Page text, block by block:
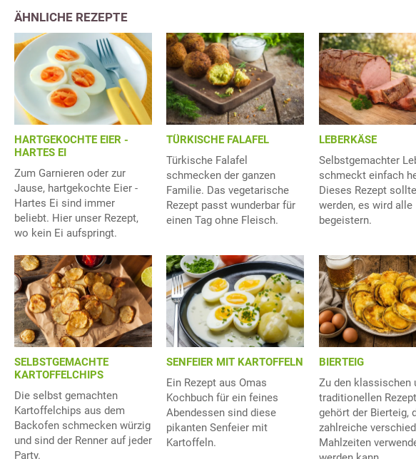
ÄHNLICHE REZEPTE
HARTGEKOCHTE EIER -
HARTES EI
Zum Garnieren oder zur
Jause, hartgekochte Eier -
Hartes Ei sind immer
beliebt. Hier unser Rezept,
wo kein Ei aufspringt.
TÜRKISCHE FALAFEL
Türkische Falafel
schmecken der ganzen
Familie. Das vegetarische
Rezept passt wunderbar für
einen Tag ohne Fleisch.
LEBERKÄSE
Selbstgemachter
schmeckt einfach
Dieses Rezept
werden, es wird alle
begeistern.
SELBSTGEMACHTE
KARTOFFELCHIPS
Die selbst gemachten
Kartoffelchips aus dem
Backofen schmecken würzig
und sind der Renner auf jeder
Party.
SENFEIER MIT KARTOFFELN
Ein Rezept aus Omas
Kochbuch für ein feines
Abendessen sind diese
pikanten Senfeier mit
Kartoffeln.
BIERTEIG
Zu den klassischen
traditionellen
gehört der Bierteig,
zahlreiche
Mahlzeiten